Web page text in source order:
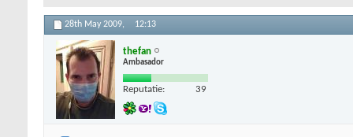
28th May 2009, 12:13
thefan
Ambasador
Reputatie: 39